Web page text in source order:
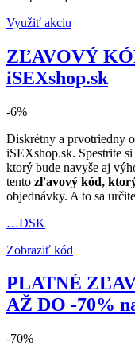
Využiť akciu
ZĽAVOVÝ
iSEXshop.sk
-6%
Diskrétny a prvotriedny
iSEXshop.sk. Spestrite
ktorý bude navyše aj
tento zľavový kód,
objednávky. A to sa
…DSK
Zobraziť kód
PLATNÉ
AŽ DO -70%
-70%